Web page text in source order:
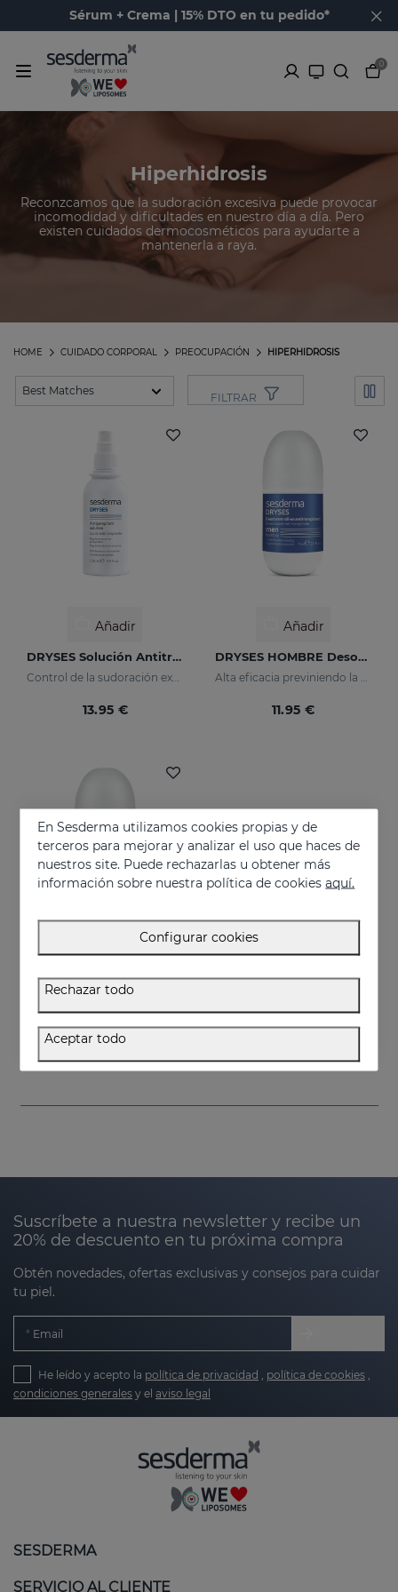
Sérum + Crema | 15% DTO en tu pedido*
0
Hiperhidrosis
Reconzcamos que la sudoración excesiva puede provocar
incomodidad y dificultades en nuestro día a día. Pero
existen cuidados dermocosméticos para ayudarte a
mantenerla a raya.
HIPERHIDROSIS
PREOCUPACIÓN
CUIDADO CORPORAL
HOME
FILTRAR
Añadir
DRYSES Solución Antitranspirante
Control de la sudoración excesiva
13.95 €
Añadir
DRYSES HOMBRE Desodorante Antitranspirante
Alta eficacia previniendo la sudoración y el mal olor
11.95 €
Control de la sudoración excesiva y el mal olor
11.95 €
Suscríbete a nuestra newsletter y recibe un
20% de descuento en tu próxima compra
Obtén novedades, ofertas exclusivas y consejos para cuidar
tu piel.
Email
He leído y acepto la política de privacidad política de cookies
condiciones generales y el aviso legal
SESDERMA
SERVICIO AL CLIENTE
En Sesderma utilizamos cookies propias y de
terceros para mejorar y analizar el uso que haces de
nuestros site. Puede rechazarlas u obtener más
información sobre nuestra política de cookiesaquí.
Configurar cookies
Rechazar todo
Aceptar todo